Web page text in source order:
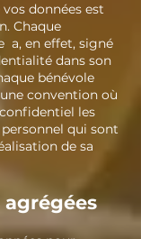
données est
Chaque
a, en effet, signé
dans son
bénévole
convention où
les
qui sont
de sa